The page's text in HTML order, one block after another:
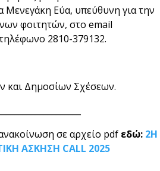
Μενεγάκη Εύα, υπεύθυνη για την
φοιτητών, στο email
2810-379132.
και Δημοσίων Σχέσεων.
σε αρχείο pdf εδώ: 2Η
ΑΣΚΗΣΗ CALL 2025